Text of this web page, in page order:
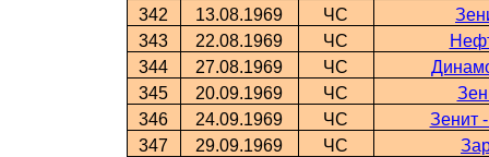
342
13.08.1969 ЧС
343
22.08.1969 ЧС
344
27.08.1969 ЧС
345
20.09.1969 ЧС
346
24.09.1969 ЧС
Зенит
347
29.09.1969 ЧС